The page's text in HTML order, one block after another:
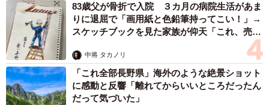
83歳父が骨折で入院 ３カ月の病院生活があま
りに退屈で「画用紙と色鉛筆持ってこい！」→
スケッチブックを見た家族が仰天「これ、売れ
中将 タカノリ
「これ全部長野県」海外のような絶景ショット
に感動と反響「離れてからいいところだったん
だって気づいた」